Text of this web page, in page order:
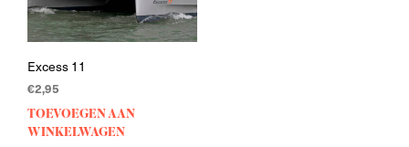
Excess 11
€2,95
TOEVOEGEN AAN
WINKELWAGEN